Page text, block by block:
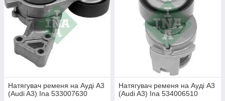
Натягувач ременя на Ауді A3
(Audi A3) Ina 533007630
Натягувач ременя на Ауді A3
(Audi A3) Ina 534006510